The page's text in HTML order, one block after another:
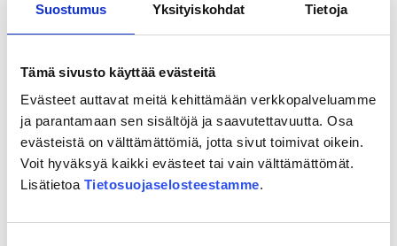
Suostumus Yksityiskohdat Tietoja
Tämä sivusto käyttää evästeitä
Evästeet auttavat meitä kehittämään verkkopalveluamme
ja parantamaan sen sisältöjä ja saavutettavuutta. Osa
evästeistä on välttämättömiä, jotta sivut toimivat oikein.
Voit hyväksyä kaikki evästeet tai vain välttämättömät.
Lisätietoa Tietosuojaselosteestamme.
fundera över hur vi kan ansluta oss till de
och håller på att byggas – såsom bro- och
tunnelförbindelserna mellan Sverige, Danmark och
Tyskland.
Stora infrastrukturprojekt pågår i decennier och
kräver beslut som sträcker sig över flera